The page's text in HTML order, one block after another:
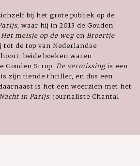
bij het grote publiek op de
, waar hij in 2013 de Gouden
Het meisje op de weg en Broertje
tot de top van Nederlandse
beide boeken waren
Gouden Strop. De vermissing is een
zijn tiende thriller, en dus een
is het een weerzien met het
in Parijs: journaliste Chantal